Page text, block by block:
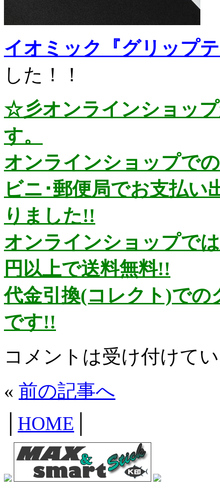
イオミック『グリップ
した！！
☆彡オンラインショッ
す。
オンラインショップで
ビニ･郵便局でお支払い
りました!!
オンラインショップで
円以上で送料無料!!
代金引換(コレクト)で
です!!
コメントは受け付けて
« 前の記事へ
HOME